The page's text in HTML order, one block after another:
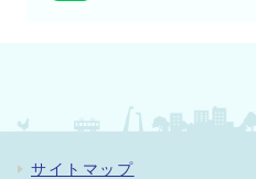
サイトマップ